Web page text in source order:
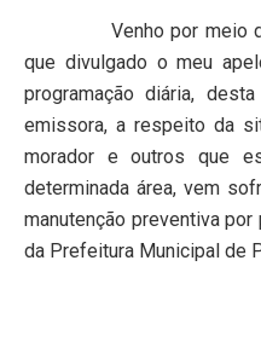
Venho por meio
que divulgado o meu
programação diária,
emissora, a respeito da
morador e outros que
determinada área, vem
manutenção preventiva
da Prefeitura Municipal de